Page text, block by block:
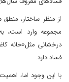
از منظر ساختار،
مجموعه وارد است،
درخشانی مثل«خانه
فساد دارد.
با این وجود اما،